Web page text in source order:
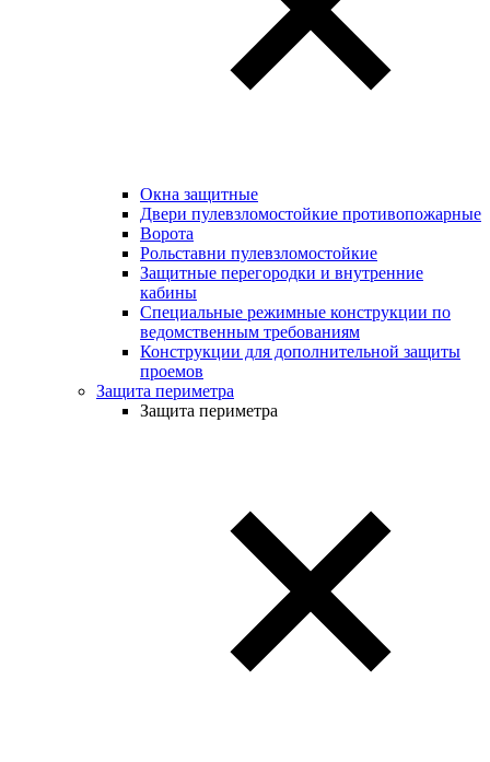
Окна защитные
Двери пулевзломостойкие противопожарные
Ворота
Рольставни пулевзломостойкие
Защитные перегородки и внутренние
кабины
Специальные режимные конструкции по
ведомственным требованиям
Конструкции для дополнительной защиты
проемов
Защита периметра
Защита периметра